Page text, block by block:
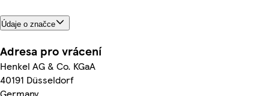
Údaje o značce
Adresa pro vrácení
Henkel AG & Co. KGaA
40191 Düsseldorf